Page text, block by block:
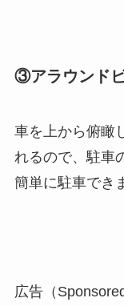
③アラウンド
車を上から俯瞰
れるので、駐車
簡単に駐車でき
広告（